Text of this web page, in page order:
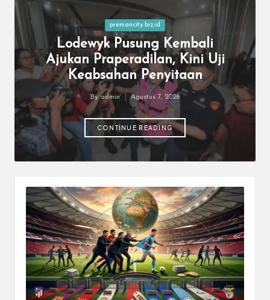
Posted
in
premancity.biz.id
Lodewyk Pusung Kembali
Ajukan Praperadilan, Kini Uji
Keabsahan Penyitaan
Posted
by
Byadmin Agustus 7, 2026
CONTINUE READING